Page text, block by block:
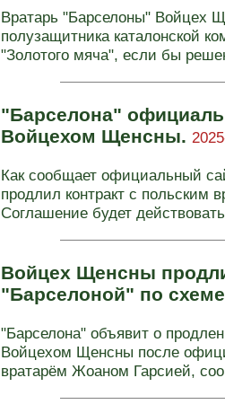
Вратарь "Барселоны" Войцех
полузащитника каталонской
"Золотого мяча", если бы
"Барселона"
Войцехом Щенсны.
Как сообщает официальный
продлил контракт с
Соглашение будет
Войцех Щенсны
"Барселоной" по
"Барселона" объявит о
Войцехом Щенсны после
вратарём Жоаном Гарсией,